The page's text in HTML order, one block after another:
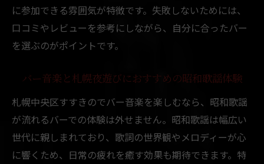
に参加できる雰囲気が特徴です。失敗しないためには、
口コミやレビューを参考にしながら、自分に合ったバー
を選ぶのがポイントです。
バー音楽と札幌夜遊びにおすすめの昭和歌謡体験
札幌中央区すすきのでバー音楽を楽しむなら、昭和歌謡
が流れるバーでの体験は外せません。昭和歌謡は幅広い
世代に親しまれており、歌詞の世界観やメロディーが心
に響くため、日常の疲れを癒す効果も期待できます。特